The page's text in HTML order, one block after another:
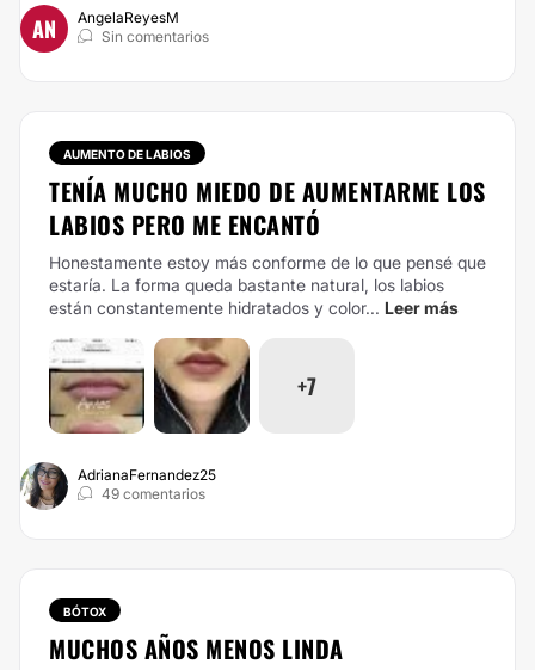
AN
AngelaReyesM
Sin comentarios
AUMENTO DE LABIOS
TENÍA MUCHO MIEDO DE AUMENTARME LOS
LABIOS PERO ME ENCANTÓ
Honestamente estoy más conforme de lo que pensé que
estaría. La forma queda bastante natural, los labios
están constantemente hidratados y color... Leer más
+7
AdrianaFernandez25
49 comentarios
BÓTOX
MUCHOS AÑOS MENOS LINDA